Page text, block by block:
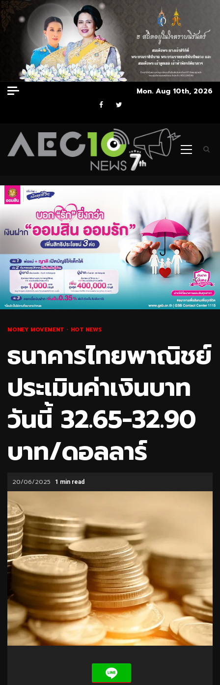
Skip
to
Mon. Aug 10th, 2026
Facebook
Twitter
Primary
MONEY MOVEMENT HOT NEWS
ธนาคารไทยพาณิชย์
ประเมินค่าเงินบาท
วันนี้ 32.65-32.90
บาท/ดอลลาร์
20/06/2025 1 min read